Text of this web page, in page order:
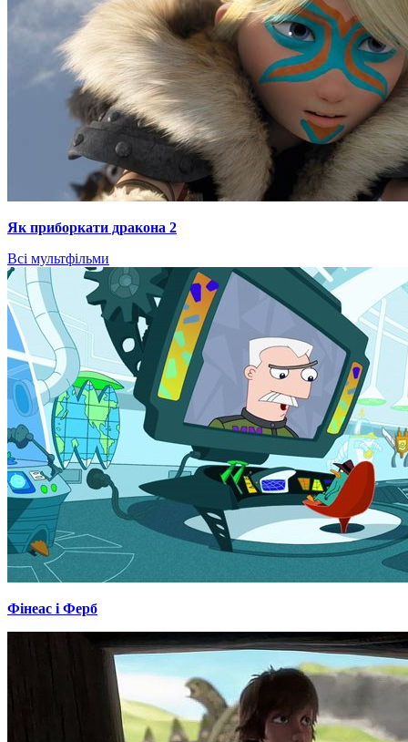
Як приборкати дракона 2
Всі мультфільми
Фінеас і Ферб